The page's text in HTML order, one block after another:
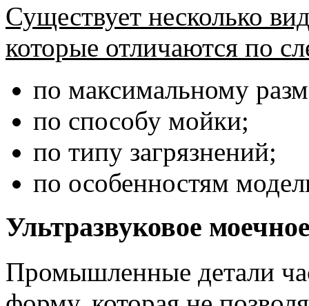
Существует несколько
которые отличаются по
по максимальному
по способу мойки;
по типу загрязнений;
по особенностям
Ультразвуковое
Промышленные детали